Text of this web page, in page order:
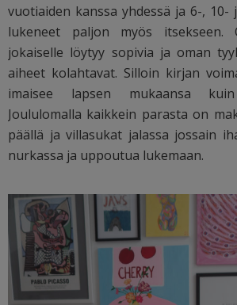
vuotiaiden kanssa yhdessä ja 6-,
lukeneet paljon myös itsekseen.
jokaiselle löytyy sopivia ja oman
aiheet kolahtavat. Silloin kirjan
imaisee lapsen mukaansa
Joululomalla kaikkein parasta on
päällä ja villasukat jalassa jossain
nurkassa ja uppoutua lukemaan.